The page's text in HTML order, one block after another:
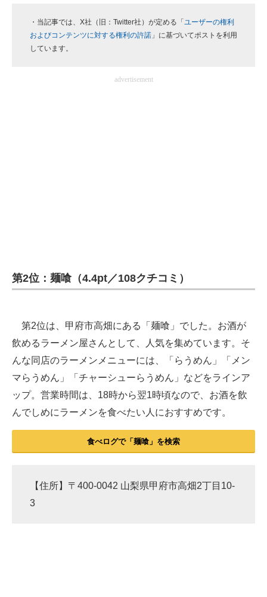
・当記事では、X社（旧：Twitter社）が定める「 ユーザーの権利
およびコンテンツに対する権利の許諾 」に基づいてポストを利用
しています。
advertisement
第2位：麺喰（4.4pt／108クチコミ）
第2位は、甲府市高畑にある「麺喰」でした。お酒が
飲めるラーメン屋さんとして、人気を集めています。そ
んな同店のラーメンメニューには、「らうめん」「メン
マらうめん」「チャーシューらうめん」などをラインア
ップ。営業時間は、18時から翌1時頃なので、お酒を飲
んでしめにラーメンを食べたい人におすすめです。
食べログで「麺喰」を検索
【住所】〒400-0042 山梨県甲府市高畑2丁目10-
3